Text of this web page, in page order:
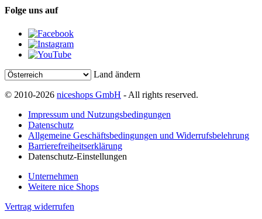
Folge uns auf
Land ändern
© 2010-2026 niceshops GmbH - All rights reserved.
Impressum und Nutzungsbedingungen
Datenschutz
Allgemeine Geschäftsbedingungen und Widerrufsbelehrung
Barrierefreiheitserklärung
Datenschutz-Einstellungen
Unternehmen
Weitere nice Shops
Vertrag widerrufen